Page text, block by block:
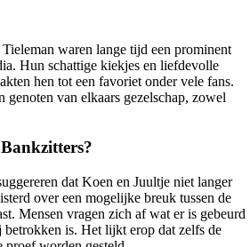
waren lange tijd een prominent
Hun schattige kiekjes en liefdevolle
hen tot een favoriet onder vele fans.
genoten van elkaars gezelschap, zowel
dat Koen en Juultje niet langer
over een mogelijke breuk tussen de
Mensen vragen zich af wat er is gebeurd
betrokken is. Het lijkt erop dat zelfs de